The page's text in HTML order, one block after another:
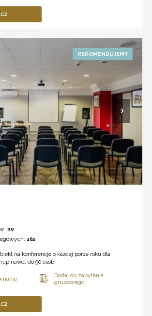
90
162
na konferencje o każdej porze roku dla
nawet do 90 osób.